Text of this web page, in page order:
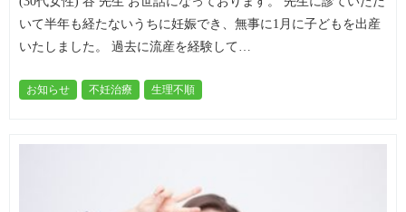
いて半年も経たないうちに妊娠でき、無事に1月に子どもを出産
いたしました。 過去に流産を経験して…
お知らせ 不妊治療 生理不順